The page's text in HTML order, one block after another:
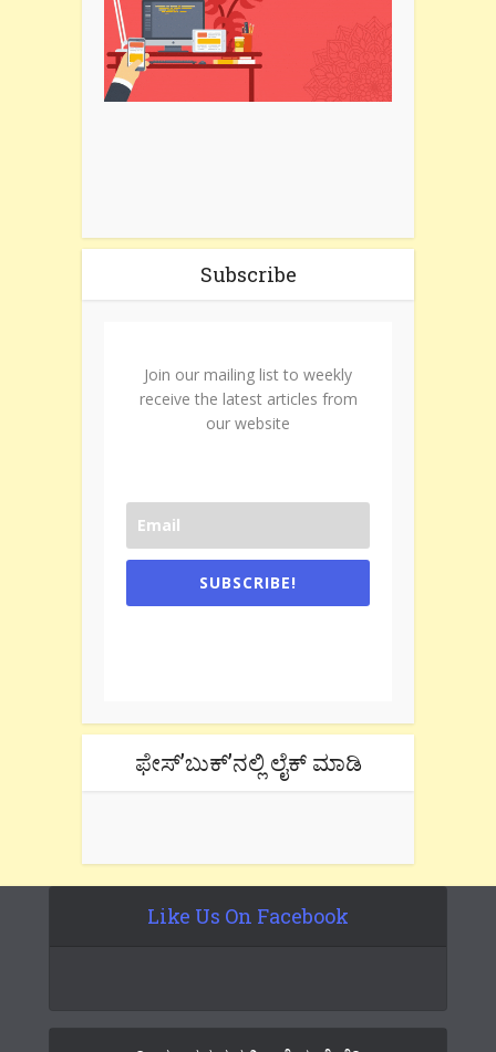
Subscribe
Join our mailing list to weekly
receive the latest articles from
our website
SUBSCRIBE!
ಫೇಸ್’ಬುಕ್’ನಲ್ಲಿ ಲೈಕ್ ಮಾಡಿ
Like Us On Facebook